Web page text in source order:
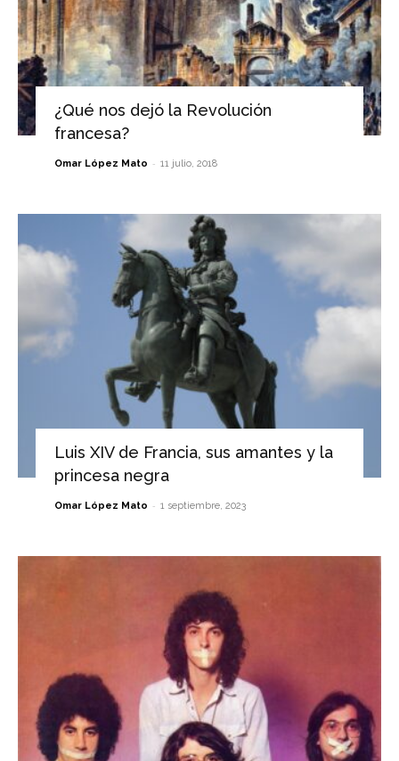
¿Qué nos dejó la Revolución
francesa?
Omar López Mato - 11 julio, 2018
Luis XIV de Francia, sus amantes y la
princesa negra
Omar López Mato - 1 septiembre, 2023